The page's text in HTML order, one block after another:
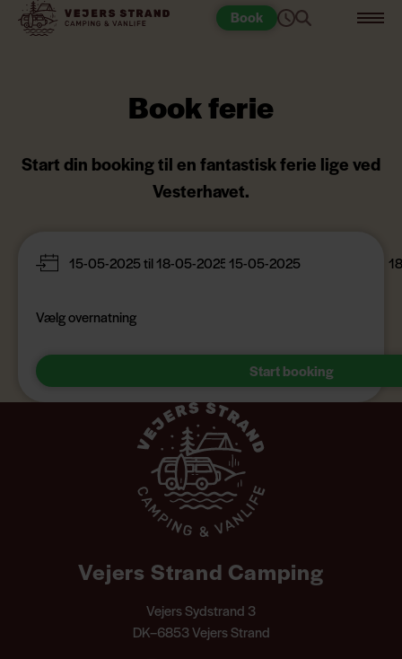
Book
Book ferie
Start din booking til en fantastisk ferie lige ved
Vesterhavet.
Vælg overnatning
Vejers Strand Camping
Vejers Sydstrand 3
DK–6853 Vejers Strand